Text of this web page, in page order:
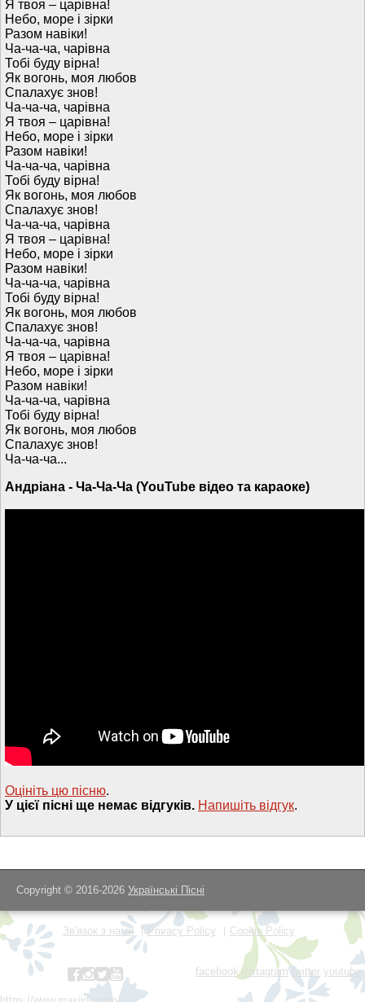
Я твоя – царівна!
Небо, море і зірки
Разом навіки!
Ча-ча-ча, чарівна
Тобі буду вірна!
Як вогонь, моя любов
Спалахує знов!
Ча-ча-ча, чарівна
Я твоя – царівна!
Небо, море і зірки
Разом навіки!
Ча-ча-ча, чарівна
Тобі буду вірна!
Як вогонь, моя любов
Спалахує знов!
Ча-ча-ча, чарівна
Я твоя – царівна!
Небо, море і зірки
Разом навіки!
Ча-ча-ча, чарівна
Тобі буду вірна!
Як вогонь, моя любов
Спалахує знов!
Ча-ча-ча, чарівна
Я твоя – царівна!
Небо, море і зірки
Разом навіки!
Ча-ча-ча, чарівна
Тобі буду вірна!
Як вогонь, моя любов
Спалахує знов!
Ча-ча-ча...
Андріана - Ча-Ча-Ча (YouTube відео та караоке)
Оцініть цю пісню.
У цієї пісні ще немає відгуків. Напишiть вiдгук.
Copyright © 2016-2026 Українські Пісні
Зв'язок з нами Privacy Policy Cookie Policy
facebook instagram twitter youtube